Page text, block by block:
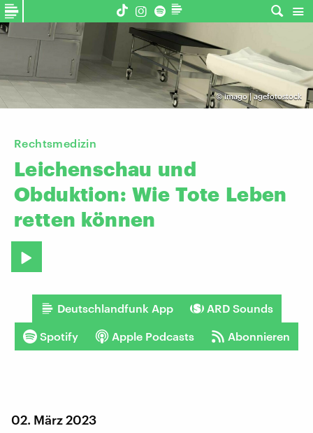
©imago | agefotostock
Rechtsmedizin
Leichenschau und
Obduktion: Wie Tote Leben
retten können
Deutschlandfunk App ARD Sounds
Spotify Apple Podcasts Abonnieren
02. März 2023